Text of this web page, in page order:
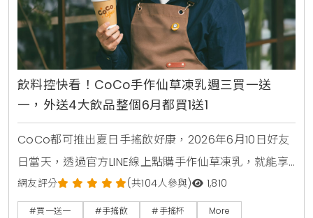
飲料控快看！CoCo手作仙草凍乳週三買一送
一，外送4大飲品整個6月都買1送1
CoCo都可推出夏日手搖飲好康，2026年6月10日好友
日當天，透過官方LINE線上點購手作仙草凍乳，就能享
有第2杯0元買1送1優惠。另外整個6月份，foodpanda
外送平台也同步推出茉香凍奶綠、芒果綠茶、四季珍椰
網友評分 (共104人參與) 1,810
#買一送一 #手搖飲 #手搖杯 More